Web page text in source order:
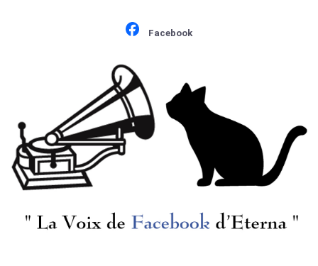
Qt./ 「ハイドン:弦楽四
重奏曲集」17, 79, 83番
重奏曲集」17, 79, 83番
¥ 2,200
ウィーン・コンツェル
トハウスQt. / モーツァ
ルト:アイネ・クライネ
K.525 他
¥ 1,300
L.ウラッハ(cl)ウィー
ン・コンツェルトハウ
スQt. / モーツァルト:Cl
五重奏曲K.581
Facebook